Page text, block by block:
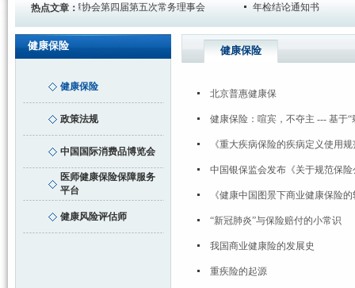
热点文章：
京市健康保障协会第四届第五次常务理事会 年检结论通知书
健康保险 健康保险
健康保险
政策法规
中国国际消费品博览会
医师健康保险保障服务
平台
健康风险评估师
北京普惠健康保
健康保险：喧宾，不夺主 --- 基于“
《重大疾病保险的疾病定义使用
中国银保监会发布《关于规范保
《健康中国图景下商业健康保险
“新冠肺炎”与保险赔付的小常识
我国商业健康险的发展史
重疾险的起源